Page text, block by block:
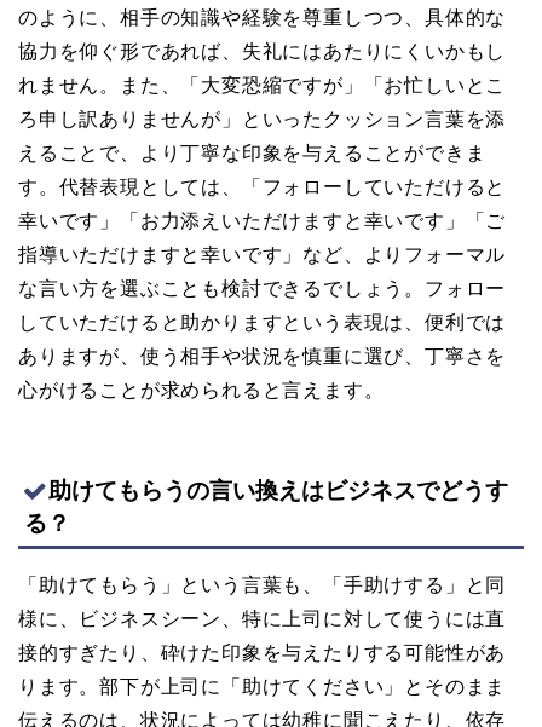
のように、相手の知識や経験を尊重しつつ、具体的な
協力を仰ぐ形であれば、失礼にはあたりにくいかもし
れません。また、「大変恐縮ですが」「お忙しいとこ
ろ申し訳ありませんが」といったクッション言葉を添
えることで、より丁寧な印象を与えることができま
す。代替表現としては、「フォローしていただけると
幸いです」「お力添えいただけますと幸いです」「ご
指導いただけますと幸いです」など、よりフォーマル
な言い方を選ぶことも検討できるでしょう。フォロー
していただけると助かりますという表現は、便利では
ありますが、使う相手や状況を慎重に選び、丁寧さを
心がけることが求められると言えます。
助けてもらうの言い換えはビジネスでどうす
る？
「助けてもらう」という言葉も、「手助けする」と同
様に、ビジネスシーン、特に上司に対して使うには直
接的すぎたり、砕けた印象を与えたりする可能性があ
ります。部下が上司に「助けてください」とそのまま
伝えるのは、状況によっては幼稚に聞こえたり、依存